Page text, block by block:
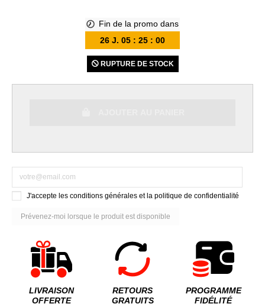
Fin de la promo dans
26 J. 05 : 24 : 59
RUPTURE DE STOCK
J'accepte les conditions générales et la politique de confidentialité
LIVRAISON
OFFERTE
RETOURS
GRATUITS
PROGRAMME
FIDÉLITÉ